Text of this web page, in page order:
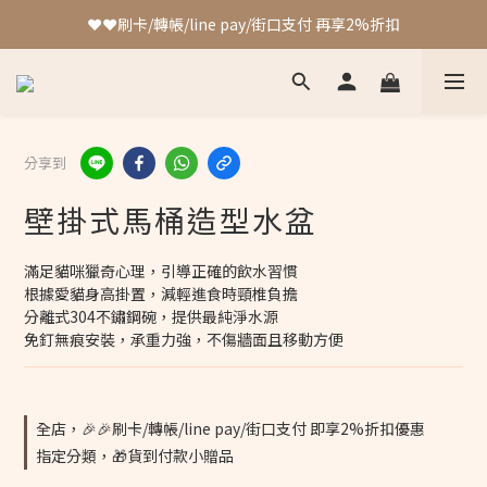
❤️❤️刷卡/轉帳/line pay/街口支付 再享2%折扣
分享到
壁掛式馬桶造型水盆
滿足貓咪獵奇心理，引導正確的飲水習慣
根據愛貓身高掛置，減輕進食時頸椎負擔
分離式304不鏽鋼碗，提供最純淨水源
免釘無痕安裝，承重力強，不傷牆面且移動方便
全店，🎉🎉刷卡/轉帳/line pay/街口支付 即享2%折扣優惠
指定分類，🎁貨到付款小贈品